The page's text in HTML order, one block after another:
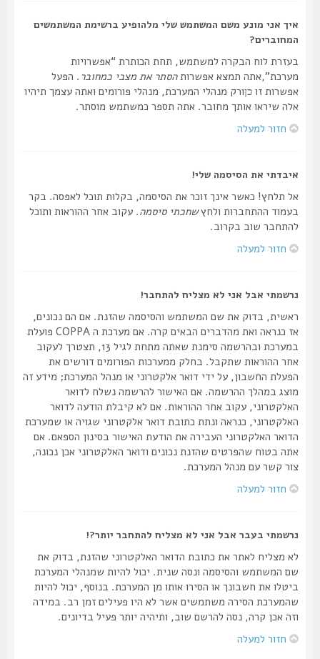
איך אני מונע משם המשתמש שלי מלהופיע ברשימת המשתמשים
המחוברים?
בעזרת לוח הבקרה למשתמש, תחת הכותרת “אפשרויות
מערכת”,אתה תמצא אפשרותהסתר את מצבי כמחובר. הפעל
אפשרות זוכןורק מנהלי המערכת, מנהלי פורומים ואתה עצמך תיהיו
אלה שיראו אותך מחובר. אתה תספר כמשתמש מוסתר.
חזור למעלה
איבדתי את הסיסמה שלי!
אל תלחץ! כאשר אינך זוכר את הסיסמה, בקלות תוכל לאפסה. בקר
בעמוד ההתחברות ולחץשחכתי סיסמה. עקוב אחר ההוראות ותוכל
להתחבר שוב בקרוב.
חזור למעלה
נרשמתי אבל אני לא מצליח להתחבר!
ראשית, בדוק את שם המשתמש והסיסמה שהזנת. אם הם נכונים,
אז כנראה ואת מהדברים הבאים קרה. אם מערכת ה COPPA פועלת
במערכת ובהרשמה סימנת שאתה מתחת לגיל 13, תצטרך לעקוב
אחר ההוראות שתקבל. בחלק ממערכות הפורומים דורשים את
הפעלת החשבון, על ידי דואר אלקטרוני או מנהל המערכת; מידע זה
מוצג במהלך ההרשמה. אם האישור להרשמה נשלח לדואר
האלקטרוני, עקוב אחר ההוראות. אם לא קיבלת הודעה לדואר
האלקטרוני, כנראה ונתת כתובת דואר אלקטרוני שגויה או שמערכת
הדואר האלקטרוני העבירה את הודעת האישור בסינון הספאם. אם
אתה בטוח שהפרטים שהזנת נכונים ודואר האלקטרוני אכן נכונה,
צור קשר עם מנהל המערכת.
חזור למעלה
נרשמתי בעבר אבל אני לא מצליח להתחבר יותר?!
לא מצליח לאתר את כתובת הדואר האלקטרוני שהזנת, בדוק את
שם המשתמש והסיסמה ונסה שנית. יכול להיות שמנהלי המערכת
ביטלו את חשבונך או הסירו אותו מן המערכת. בנוסף, יכול להיות
שהמערכת הסירה משתמשים אשר לא היו פעילים זמן רב. במידה
וזה אכן קרה, נסה להרשם שוב, ותיהיה יותר פעיל בדיונים.
חזור למעלה